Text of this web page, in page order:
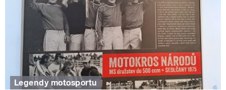
Legendy motosportu